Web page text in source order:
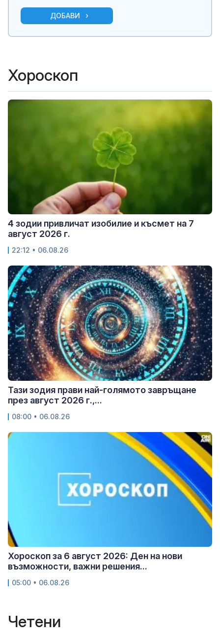
ДОБАВИ
Хороскоп
4 зодии привличат изобилие и късмет на 7
август 2026 г.
22:12 • 06.08.26
Тази зодия прави най-голямото завръщане
през август 2026 г.,...
08:00 • 06.08.26
Хороскоп за 6 август 2026: Ден на нови
възможности, важни решения...
05:00 • 06.08.26
Четени